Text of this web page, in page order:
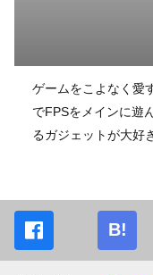
ゲームをこよなく愛
でFPSをメインに遊
るガジェットが大好
B!